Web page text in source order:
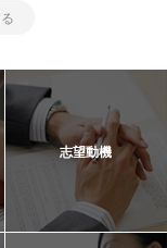
志望動機